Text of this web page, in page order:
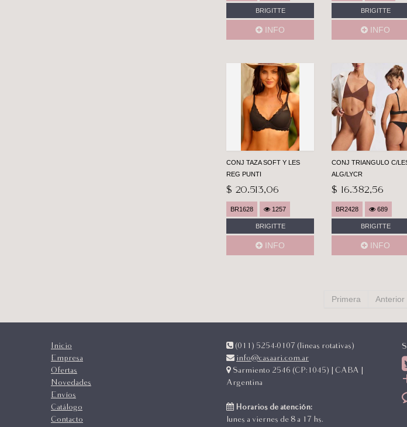
BRIGITTE
INFO
BRIGITTE
INFO
CONJ TAZA SOFT Y LES
REG PUNTI
$ 20.513,06
BR1628 1257
BRIGITTE
INFO
CONJ TRIANGULO C/
ALG/LYCR
$ 16.382,56
BR2428 689
BRIGITTE
INFO
Primera Anterior
Inicio
Empresa
Ofertas
Novedades
Envíos
Catálogo
Contacto
(011) 5254-0107 (lineas rotativas)
info@casaari.com.ar
Sarmiento 2546 (CP:1045) | CABA |
Argentina
Horarios de atención:
lunes a viernes de 8 a 17 hs.